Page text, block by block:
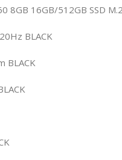
8GB 16GB/512GB SSD
BLACK
BLACK